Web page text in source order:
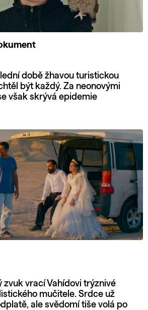
době žhavou turistickou
být každý. Za neonovými
však skrývá epidemie
zvuk vrací Vahídovi trýznivé
mučitele. Srdce už
ale svědomí tiše volá po